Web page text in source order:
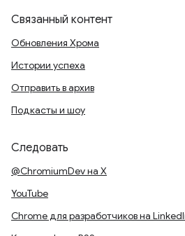
Связанный контент
Обновления Хрома
Истории успеха
Отправить в архив
Подкасты и шоу
Следовать
@ChromiumDev на X
YouTube
Chrome для разработчиков на